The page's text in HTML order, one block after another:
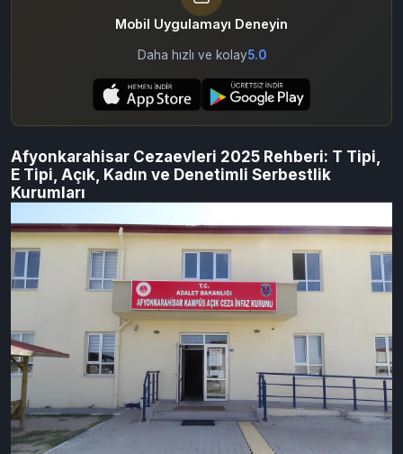
Mobil Uygulamayı Deneyin
Afyonkarahisar Cezaevleri 2025 Rehberi: T Tipi,
E Tipi, Açık, Kadın ve Denetimli Serbestlik
Kurumları